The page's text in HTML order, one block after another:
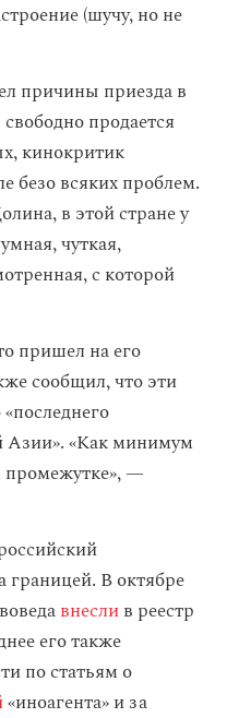
(шучу, но не
причины приезда в
продается
кинокритик
безо всяких проблем.
в этой стране у
чуткая,
с которой
пришел на его
сообщил, что эти
Азии». «Как минимум
—
границей. В октябре
внеслив реестр
его также
по статьям о
«иноагента» и за